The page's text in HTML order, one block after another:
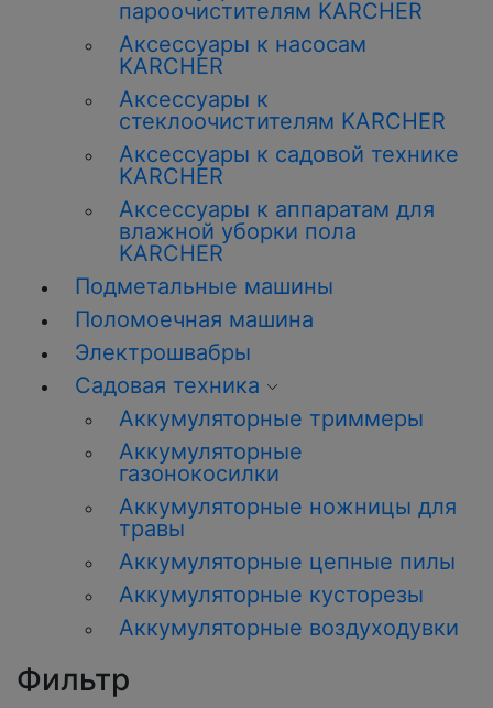
пароочистителям KARCHER
Аксессуары к насосам
KARCHER
Аксессуары к
стеклоочистителям KARCHER
Аксессуары к садовой технике
KARCHER
Аксессуары к аппаратам для
влажной уборки пола
KARCHER
Подметальные машины
Поломоечная машина
Электрошвабры
Садовая техника
Аккумуляторные триммеры
Аккумуляторные
газонокосилки
Аккумуляторные ножницы для
травы
Аккумуляторные цепные пилы
Аккумуляторные кусторезы
Аккумуляторные воздуходувки
Фильтр